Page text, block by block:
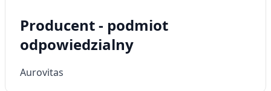
Producent - podmiot
odpowiedzialny
Aurovitas
Użycie dokładnych danych
geolokalizacyjnych
Identyfikowanie urządzeń na podstawie
aktywnie żądanych informacji